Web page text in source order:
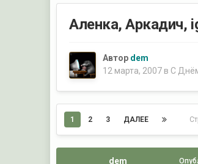
Аленка, Аркадич,
Автор dem
12 марта, 2007 в С
1 2 3 ДАЛЕЕ
dem